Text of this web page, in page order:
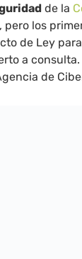
de la
los
de Ley
a consulta.
de